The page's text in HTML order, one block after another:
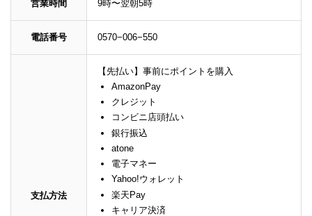
営業時間 9時〜翌朝5時
電話番号 0570−006−550
支払方法
【先払い】事前にポイントを購入
AmazonPay
クレジット
コンビニ店頭払い
銀行振込
atone
電子マネー
Yahoo!ウォレット
楽天Pay
キャリア決済